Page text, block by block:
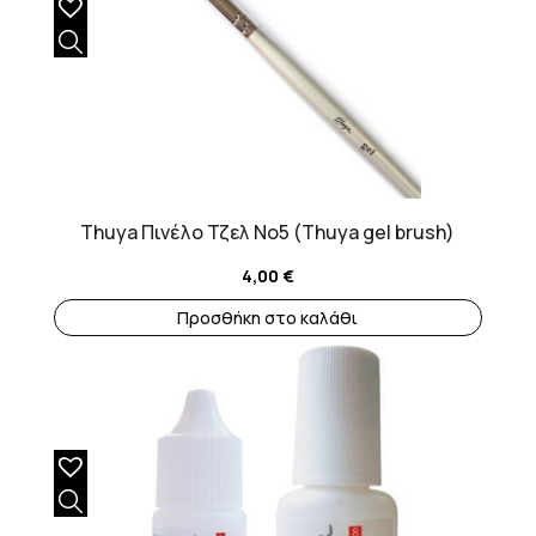
Thuya Πινέλο Τζελ Νο5 (Thuya gel brush)
4,00 €
Προσθήκη στο καλάθι
πολλαπλές
παραλλαγές.